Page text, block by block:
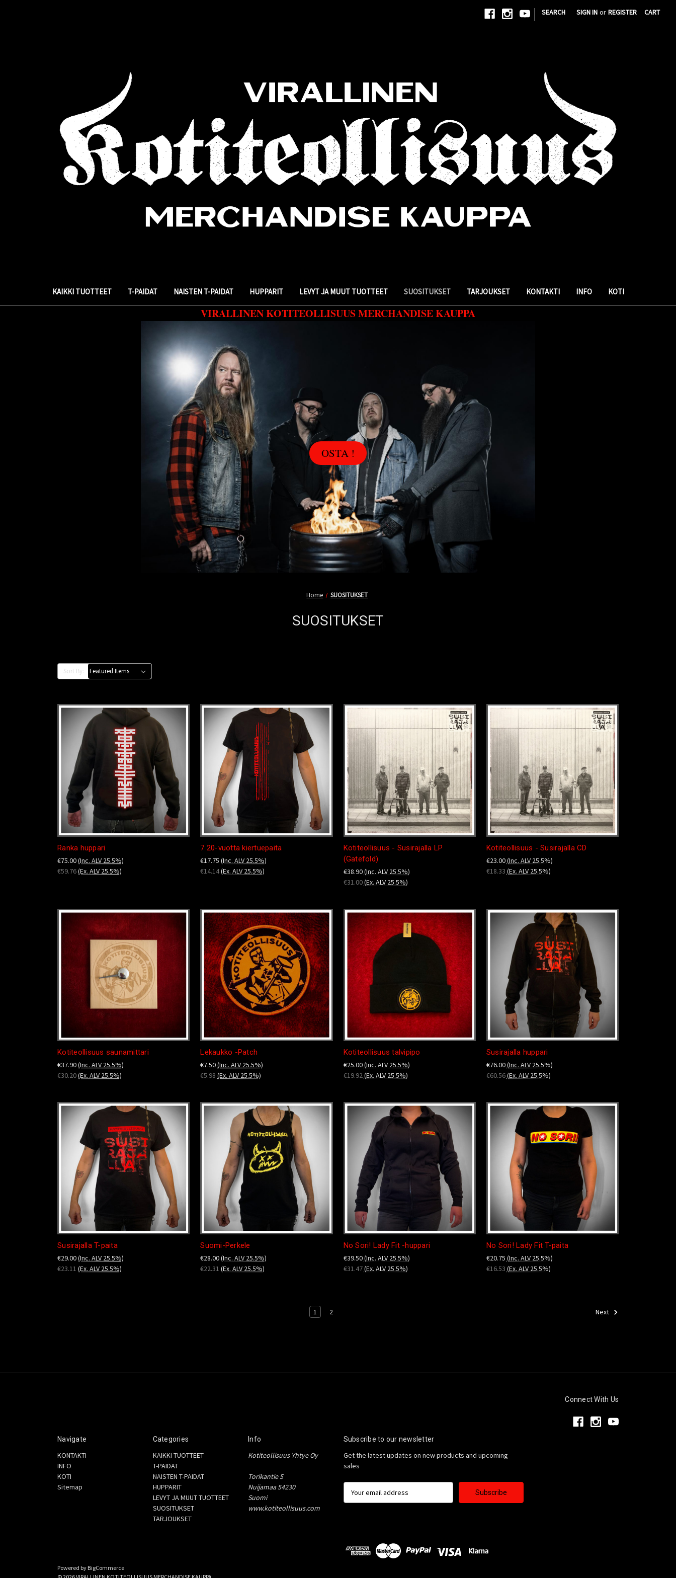
| SEARCH SIGN IN or REGISTER CART
KAIKKI TUOTTEET T-PAIDAT NAISTEN T-PAIDAT HUPPARIT LEVYT JA MUUT TUOTTEET SUOSITUKSET TARJOUKSET KONTAKTI INFO KOTI
VIRALLINEN KOTITEOLLISUUS MERCHANDISE KAUPPA
OSTA !
Home SUOSITUKSET
SUOSITUKSET
Sort By:
Ranka huppari
€75.00(Inc. ALV 25.5%)
€59.76(Ex. ALV 25.5%)
7 20-vuotta kiertuepaita
€17.75 (Inc. ALV 25.5%)
€14.14(Ex. ALV 25.5%)
Kotiteollisuus - Susirajalla LP
(Gatefold)
€38.90(Inc. ALV 25.5%)
€31.00(Ex. ALV 25.5%)
Kotiteollisuus - Susirajalla CD
€23.00(Inc. ALV 25.5%)
€18.33 (Ex. ALV 25.5%)
Kotiteollisuus saunamittari
€37.90(Inc. ALV 25.5%)
€30.20(Ex. ALV 25.5%)
Lekaukko -Patch
€7.50(Inc. ALV 25.5%)
€5.98 (Ex. ALV 25.5%)
Kotiteollisuus talvipipo
€25.00(Inc. ALV 25.5%)
€19.92(Ex. ALV 25.5%)
Susirajalla huppari
€76.00(Inc. ALV 25.5%)
€60.56(Ex. ALV 25.5%)
Susirajalla T-paita
€29.00(Inc. ALV 25.5%)
€23.11 (Ex. ALV 25.5%)
Suomi-Perkele
€28.00(Inc. ALV 25.5%)
€22.31 (Ex. ALV 25.5%)
No Sori! Lady Fit -huppari
€39.50(Inc. ALV 25.5%)
€31.47(Ex. ALV 25.5%)
No Sori! Lady Fit T-paita
€20.75 (Inc. ALV 25.5%)
€16.53 (Ex. ALV 25.5%)
1 2 Next
Connect With Us
Navigate
KONTAKTI
INFO
KOTI
Sitemap
Categories
KAIKKI TUOTTEET
T-PAIDAT
NAISTEN T-PAIDAT
HUPPARIT
LEVYT JA MUUT TUOTTEET
SUOSITUKSET
TARJOUKSET
Info
Kotiteollisuus Yhtye Oy
Torikantie 5
Nuijamaa 54230
Suomi
www.kotiteollisuus.com
Subscribe to our newsletter
Get the latest updates on new products and upcoming
sales
d
Powered by BigCommerce